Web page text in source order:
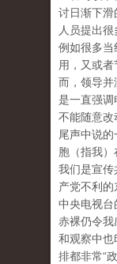
讨日渐下滑
人员提出
例如很多当
用，又或
而，领导并
是一直强调
不能随意改
尾声中说的
胞（指我）
我们是宣传
产党不利的
中央电视台
赤裸仍令我
和观察中也
排都非常“政